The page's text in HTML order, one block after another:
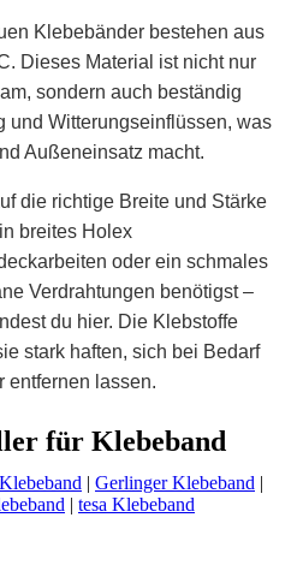
Klebebänder bestehen aus
Dieses Material ist nicht nur
sondern auch beständig
und Witterungseinflüssen, was
Außeneinsatz macht.
die richtige Breite und Stärke
breites Holex
oder ein schmales
Verdrahtungen benötigst –
du hier. Die Klebstoffe
stark haften, sich bei Bedarf
entfernen lassen.
für Klebeband
| Gerlinger Klebeband |
| tesa Klebeband